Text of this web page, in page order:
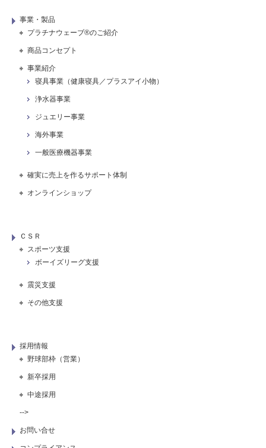
事業・製品
プラチナウェーブ®のご紹介
商品コンセプト
事業紹介
寝具事業（健康寝具／プラスアイ小物）
浄水器事業
ジュエリー事業
海外事業
一般医療機器事業
確実に売上を作るサポート体制
オンラインショップ
ＣＳＲ
スポーツ支援
ボーイズリーグ支援
震災支援
その他支援
採用情報
野球部枠（営業）
新卒採用
中途採用
-->
お問い合せ